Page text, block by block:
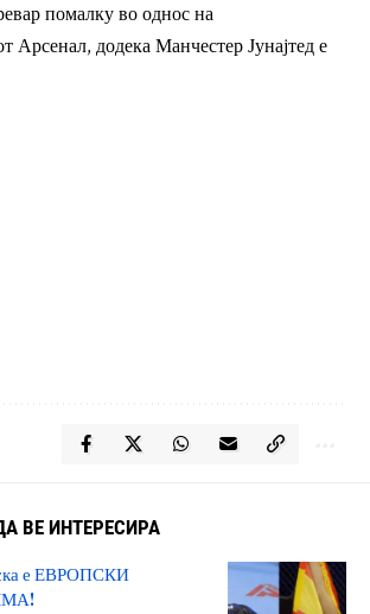
помалку во однос на
Арсенал, додека Манчестер Јунајтед е
ВЕ ИНТЕРЕСИРА
е ЕВРОПСКИ